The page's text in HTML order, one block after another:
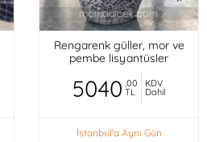
Rengarenk güller, mor ve
pembe lisyantüsler
5040 ,00
TL
KDV
Dahil
İstanbul'a Aynı Gün